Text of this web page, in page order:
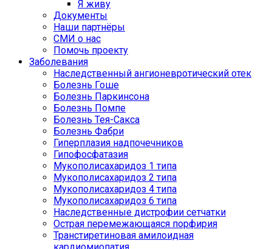
Я живу
Документы
Наши партнёры
СМИ о нас
Помочь проекту
Заболевания
Наследственный ангионевротический отек
Болезнь Гоше
Болезнь Паркинсона
Болезнь Помпе
Болезнь Тея-Сакса
Болезнь Фабри
Гиперплазия надпочечников
Гипофосфатазия
Мукополисахаридоз 1 типа
Мукополисахаридоз 2 типа
Мукополисахаридоз 4 типа
Мукополисахаридоз 6 типа
Наследственные дистрофии сетчатки
Острая перемежающаяся порфирия
Транстиретиновая амилоидная